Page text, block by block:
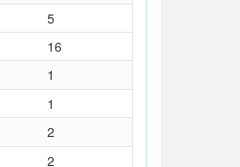
5
16
1
1
2
2